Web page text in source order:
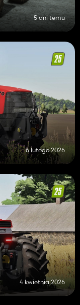
5 dni temu
6 lutego 2026
4 kwietnia 2026